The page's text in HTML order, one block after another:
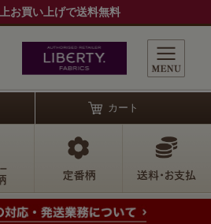
お買い上げで送料無料
カート